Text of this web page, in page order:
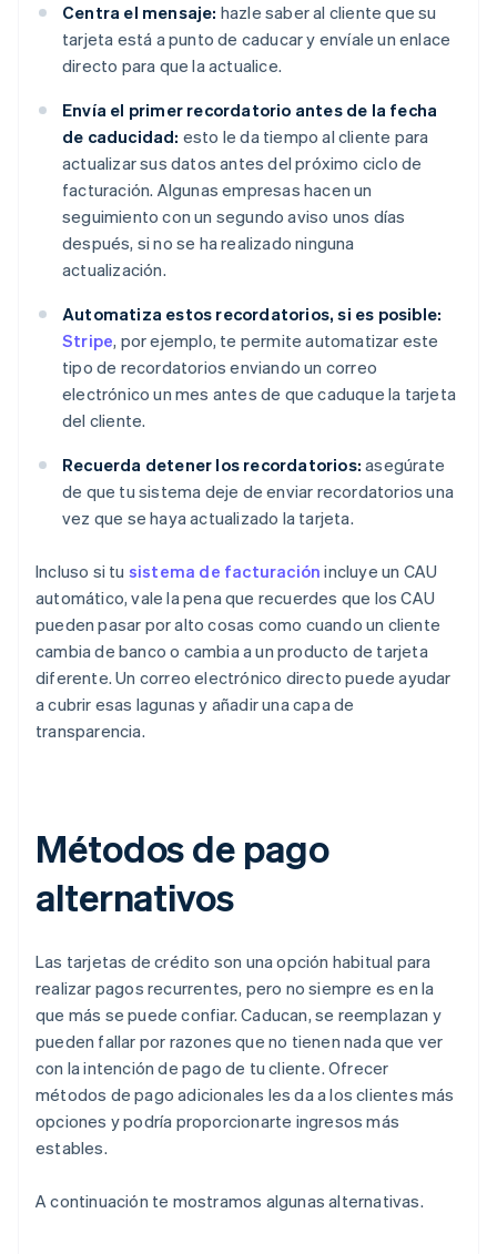
Centra el mensaje: hazle saber al cliente que su
tarjeta está a punto de caducar y envíale un enlace
directo para que la actualice.
Envía el primer recordatorio antes de la fecha
de caducidad: esto le da tiempo al cliente para
actualizar sus datos antes del próximo ciclo de
facturación. Algunas empresas hacen un
seguimiento con un segundo aviso unos días
después, si no se ha realizado ninguna
actualización.
Automatiza estos recordatorios, si es posible:
Stripe, por ejemplo, te permite automatizar este
tipo de recordatorios enviando un correo
electrónico un mes antes de que caduque la tarjeta
del cliente.
Recuerda detener los recordatorios: asegúrate
de que tu sistema deje de enviar recordatorios una
vez que se haya actualizado la tarjeta.
Incluso si tu sistema de facturación incluye un CAU
automático, vale la pena que recuerdes que los CAU
pueden pasar por alto cosas como cuando un cliente
cambia de banco o cambia a un producto de tarjeta
diferente. Un correo electrónico directo puede ayudar
a cubrir esas lagunas y añadir una capa de
transparencia.
Métodos de pago
alternativos
Las tarjetas de crédito son una opción habitual para
realizar pagos recurrentes, pero no siempre es en la
que más se puede confiar. Caducan, se reemplazan y
pueden fallar por razones que no tienen nada que ver
con la intención de pago de tu cliente. Ofrecer
métodos de pago adicionales les da a los clientes más
opciones y podría proporcionarte ingresos más
estables.
A continuación te mostramos algunas alternativas.